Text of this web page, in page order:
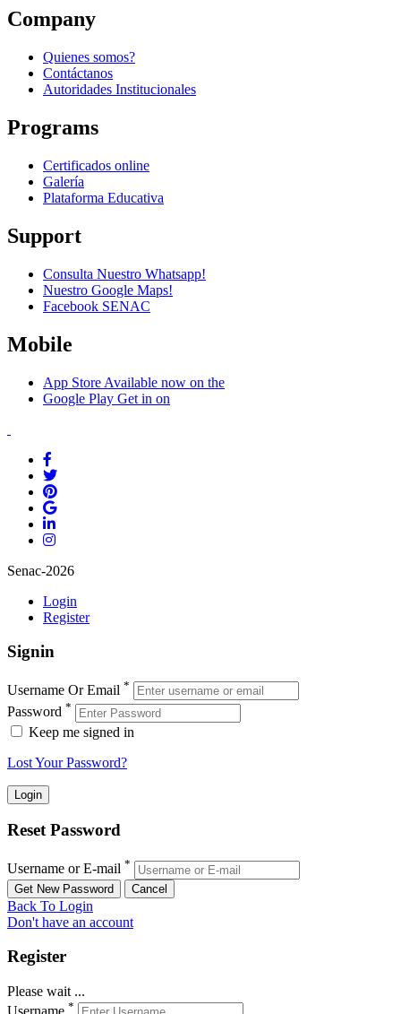
Company
Quienes somos?
Contáctanos
Autoridades Institucionales
Programs
Certificados online
Galería
Plataforma Educativa
Support
Consulta Nuestro Whatsapp!
Nuestro Google Maps!
Facebook SENAC
Mobile
App Store Available now on the
Google Play Get in on
Senac-2026
Login
Register
Signin
Username Or Email *
Password *
Keep me signed in
Lost Your Password?
Reset Password
Username or E-mail *
Back To Login
Don't have an account
Register
Please wait ...
*